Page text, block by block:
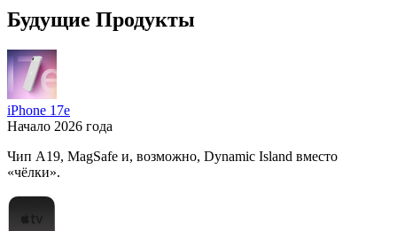
Будущие Продукты
iPhone 17e
Начало 2026 года
Чип A19, MagSafe и, возможно, Dynamic Island вместо
«чёлки».